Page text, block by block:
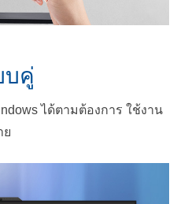
บคู่
ได้ตามต้องการ ใช้งาน
ย